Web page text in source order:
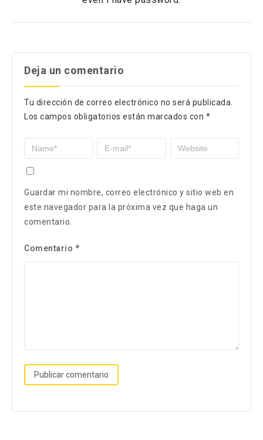
Deja un comentario
Tu dirección de correo electrónico no será publicada.
Los campos obligatorios están marcados con *
Guardar mi nombre, correo electrónico y sitio web en
este navegador para la próxima vez que haga un
comentario.
Comentario *